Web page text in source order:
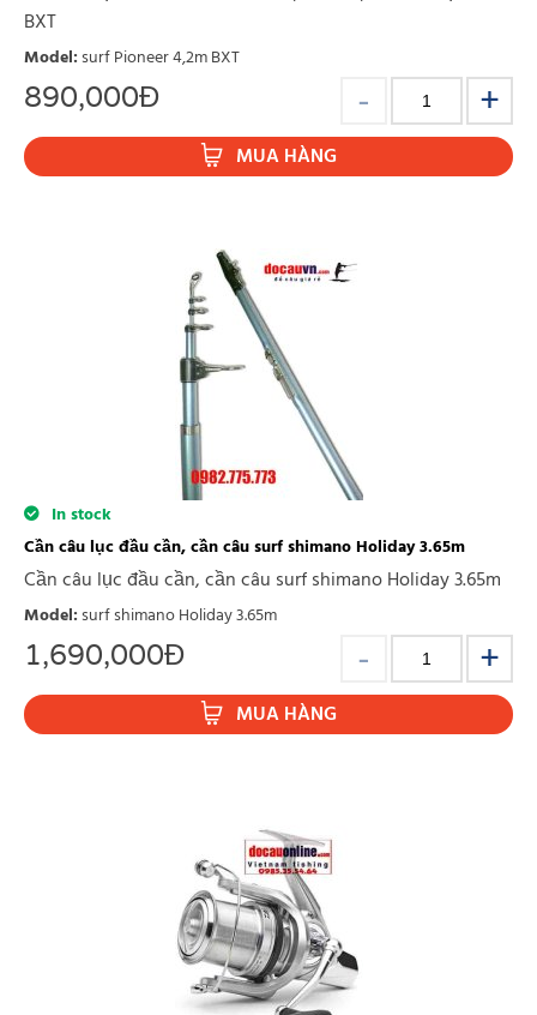
BXT
Model:surf Pioneer 4,2m BXT
890,000Đ
MUA HÀNG
In stock
Cần câu lục đầu cần, cần câu surf shimano Holiday 3.65m
Cần câu lục đầu cần, cần câu surf shimano Holiday 3.65m
Model:surf shimano Holiday 3.65m
1,690,000Đ
MUA HÀNG